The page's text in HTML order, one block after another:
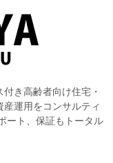
き高齢者向け住宅・
運用をコンサルティ
ート、保証もトータル